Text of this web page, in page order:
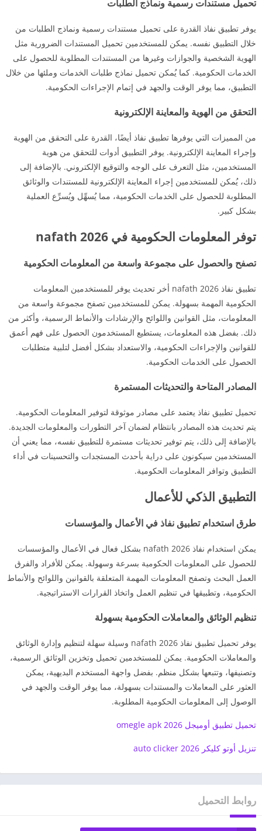
تحميل مستندات رسمية ونماذج الطلبات
يوفر تطبيق نفاذ القدرة على تحميل مستندات رسمية ونماذج الطلبات من
خلال التطبيق نفسه. يمكن للمستخدمين تحميل المستندات الضرورية مثل
الهوية الشخصية والجوازات وغيرها من المستندات المطلوبة للحصول على
الخدمات الحكومية. كما يُمكن تحميل نماذج طلبات الخدمات وملئها من خلال
التطبيق، مما يوفر الوقت والجهد في إتمام الإجراءات الحكومية.
التحقق من الهوية والمعاينة الإلكترونية
من المميزات التي يوفرها تطبيق نفاذ أيضًا، القدرة على التحقق من الهوية
وإجراء المعاينة الإلكترونية. يوفر التطبيق أدوات للتحقق من هوية
المستخدمين، مثل التعرف على الوجه والتوقيع الإلكتروني. بالإضافة إلى
ذلك، يُمكن للمستخدمين إجراء المعاينة الإلكترونية للمستندات والوثائق
المطلوبة للحصول على الخدمات الحكومية، مما يُسهِّل ويُسرِّع العملية
بشكل كبير.
توفر المعلومات الحكومية في nafath 2026
تصفح والحصول على مجموعة واسعة من المعلومات الحكومية
تطبيق نفاذ nafath 2026 أخر تحديث يوفر للمستخدمين المعلومات
الحكومية المهمة بسهولة. يمكن للمستخدمين تصفح مجموعة واسعة من
المعلومات، مثل القوانين واللوائح والإرشادات والأنماط الرسمية، وأكثر من
ذلك. بفضل هذه المعلومات، يستطيع المستخدمون الحصول على فهم أعمق
للقوانين والإجراءات الحكومية، والاستعداد بشكل أفضل لتلبية متطلبات
الحصول على الخدمات الحكومية.
المصادر المتاحة والتحديثات المستمرة
تحميل تطبيق نفاذ يعتمد على مصادر موثوقة لتوفير المعلومات الحكومية.
يتم تحديث هذه المصادر بانتظام لضمان آخر التطورات والمعلومات الجديدة.
بالإضافة إلى ذلك، يتم توفير تحديثات مستمرة للتطبيق نفسه، مما يعني أن
المستخدمين سيكونون على دراية بأحدث المستجدات والتحسينات في أداء
التطبيق وتوافر المعلومات الحكومية.
التطبيق الذكي للأعمال
طرق استخدام تطبيق نفاذ في الأعمال والمؤسسات
يمكن استخدام نفاذ nafath 2026 بشكل فعال في الأعمال والمؤسسات
للحصول على المعلومات الحكومية بسرعة وسهولة. يمكن للأفراد والفرق
العمل البحث وتصفح المعلومات المهمة المتعلقة بالقوانين واللوائح والأنماط
الحكومية، وتطبيقها في تنظيم العمل واتخاذ القرارات الاستراتيجية.
تنظيم الوثائق والمعاملات الحكومية بسهولة
يوفر تحميل تطبيق نفاذ nafath 2026 وسيلة سهلة لتنظيم وإدارة الوثائق
والمعاملات الحكومية. يمكن للمستخدمين تحميل وتخزين الوثائق الرسمية،
وتصنيفها، وتتبعها بشكل منظم. بفضل واجهة المستخدم البديهية، يمكن
العثور على المعاملات والمستندات بسهولة، مما يوفر الوقت والجهد في
الوصول إلى المعلومات الحكومية المطلوبة.
تحميل تطبيق أوميجل omegle apk 2026
تنزيل أوتو كليكر auto clicker 2026
روابط التحميل